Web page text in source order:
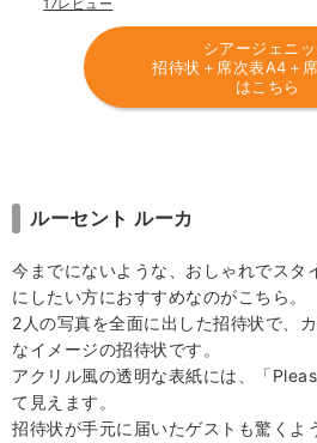
17レビュー
シアージェニッ
招待状＋席次表A4＋
はこちら
ルーセント ルーカ
今までにないような、おしゃれでスタ
にしたい方におすすめなのがこちら。
2人の写真を全面に出した招待状で、
なイメージの招待状です。
アクリル風の透明な表紙には、「
て見えます。
招待状が手元に届いたゲストも驚くよ